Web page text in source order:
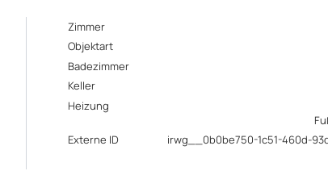
Zimmer
Objektart
Badezimmer
Keller
Heizung
Externe ID
irwg__0b0be750-1c51-460d-